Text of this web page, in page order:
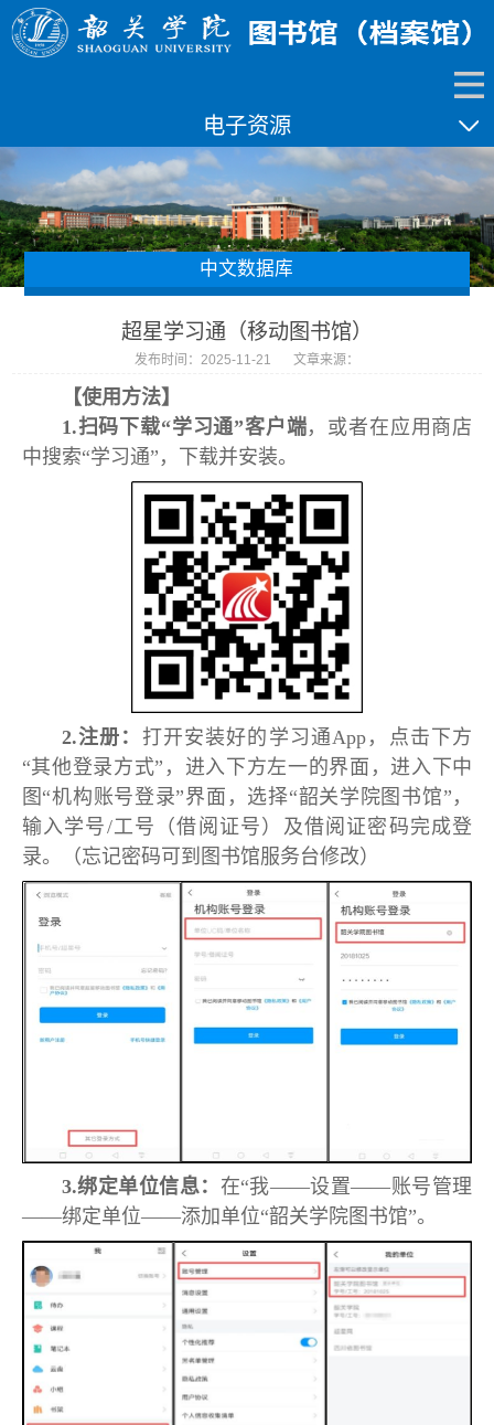
电子资源
中文数据库
超星学习通（移动图书馆）
发布时间：2025-11-21 文章来源：
【使用方法】
1.扫码下载“学习通”客户端，或者在应用商店
中搜索“学习通”，下载并安装。
2.注册： 打开安装好的学习通App，点击下方
“其他登录方式”，进入下方左一的界面，进入下中
图“机构账号登录”界面，选择“韶关学院图书馆”，
输入学号/工号（借阅证号）及借阅证密码完成登
录。（忘记密码可到图书馆服务台修改）
3.绑定单位信息： 在“我——设置——账号管理
——绑定单位——添加单位“韶关学院图书馆”。